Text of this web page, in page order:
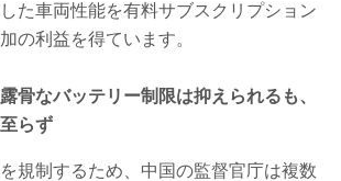
た車両性能を有料サブスクリプション
の利益を得ています。
骨なバッテリー制限は抑えられるも、
らず
規制するため、中国の監督官庁は複数